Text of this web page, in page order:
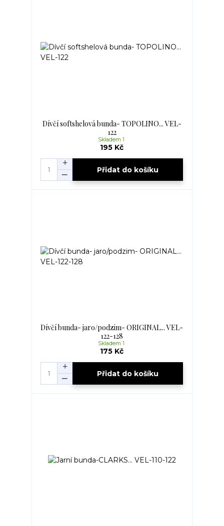
Dívčí softshelová bunda- TOPOLINO... VEL-
122
195 Kč
Skladem 1
Přidat do košíku
Dívčí bunda- jaro/podzim- ORIGINAL... VEL-
122-128
175 Kč
Skladem 1
Přidat do košíku